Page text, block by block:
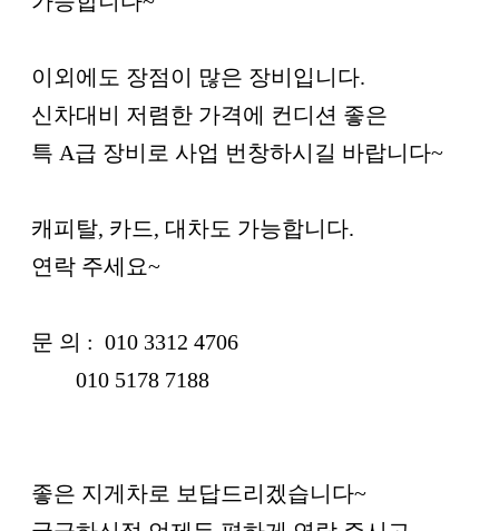
이외에도 장점이 많은 장비입니다.
신차대비 저렴한 가격에 컨디션 좋은
특 A급 장비로 사업 번창하시길 바랍니다~
캐피탈, 카드, 대차도 가능합니다.
연락 주세요~
문 의 : 010 3312 4706
010 5178 7188
좋은 지게차로 보답드리겠습니다~